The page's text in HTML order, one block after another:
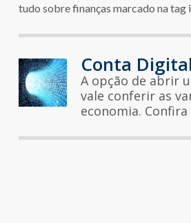
tudo sobre finanças marcado na tag
Conta
A opção de abrir
vale conferir as
economia.